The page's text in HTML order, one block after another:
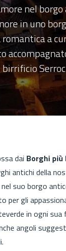
nel
in uno
a
dai Borghi
antichi della
suo borgo
per gli
in ogni
angoli